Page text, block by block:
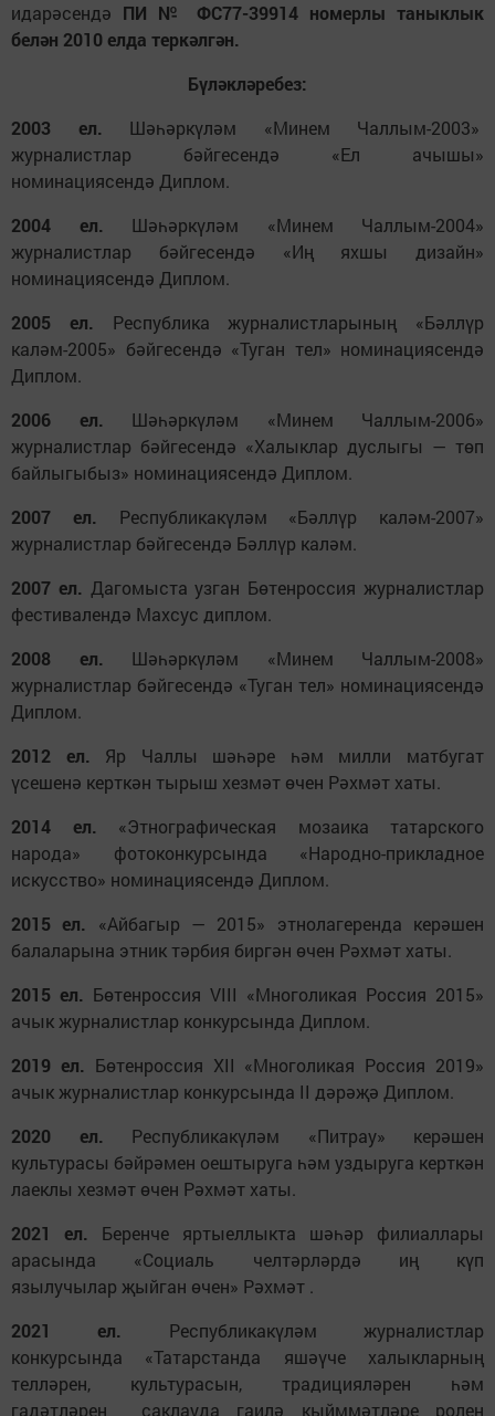
идарәсендә ПИ № ФС77-39914 номерлы таныклык
белән 2010 елда теркәлгән.
Бүләкләребез:
2003 ел. Шәһәркүләм «Минем Чаллым-2003»
журналистлар бәйгесендә «Ел ачышы»
номинациясендә Диплом.
2004 ел. Шәһәркүләм «Минем Чаллым-2004»
журналистлар бәйгесендә «Иң яхшы дизайн»
номинациясендә Диплом.
2005 ел. Республика журналистларының «Бәллүр
каләм-2005» бәйгесендә «Туган тел» номинациясендә
Диплом.
2006 ел. Шәһәркүләм «Минем Чаллым-2006»
журналистлар бәйгесендә «Халыклар дуслыгы — төп
байлыгыбыз» номинациясендә Диплом.
2007 ел. Республикакүләм «Бәллүр каләм-2007»
журналистлар бәйгесендә Бәллүр каләм.
2007 ел. Дагомыста узган Бөтенроссия журналистлар
фестивалендә Махсус диплом.
2008 ел. Шәһәркүләм «Минем Чаллым-2008»
журналистлар бәйгесендә «Туган тел» номинациясендә
Диплом.
2012 ел. Яр Чаллы шәһәре һәм милли матбугат
үсешенә керткән тырыш хезмәт өчен Рәхмәт хаты.
2014 ел. «Этнографическая мозаика татарского
народа» фотоконкурсында «Народно-прикладное
искусство» номинациясендә Диплом.
2015 ел. «Айбагыр — 2015» этнолагеренда керәшен
балаларына этник тәрбия биргән өчен Рәхмәт хаты.
2015 ел. Бөтенроссия VIII «Многоликая Россия 2015»
ачык журналистлар конкурсында Диплом.
2019 ел. Бөтенроссия ХII «Многоликая Россия 2019»
ачык журналистлар конкурсында II дәрәҗә Диплом.
2020 ел. Республикакүләм «Питрау» керәшен
культурасы бәйрәмен оештыруга һәм уздыруга керткән
лаеклы хезмәт өчен Рәхмәт хаты.
2021 ел. Беренче яртыеллыкта шәһәр филиаллары
арасында «Социаль челтәрләрдә иң күп
язылучылар җыйган өчен» Рәхмәт .
2021 ел. Республикакүләм журналистлар
конкурсында «Татарстанда яшәүче халыкларның
телләрен, культурасын, традицияләрен һәм
гадәтләрен саклауда гаилә кыйммәтләре ролен